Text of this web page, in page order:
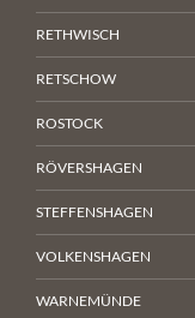
RETHWISCH
RETSCHOW
ROSTOCK
RÖVERSHAGEN
STEFFENSHAGEN
VOLKENSHAGEN
WARNEMÜNDE